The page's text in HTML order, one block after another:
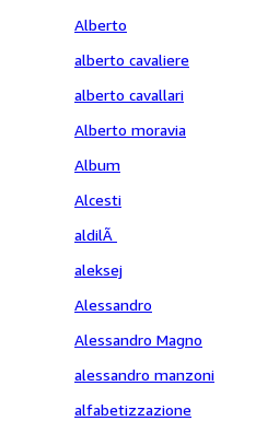
Alberto
alberto cavaliere
alberto cavallari
Alberto moravia
Album
Alcesti
aldilÃ
aleksej
Alessandro
Alessandro Magno
alessandro manzoni
alfabetizzazione